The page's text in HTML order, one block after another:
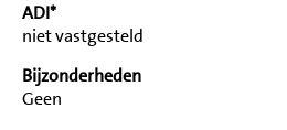
ADI*
niet vastgesteld
Bijzonderheden
Geen